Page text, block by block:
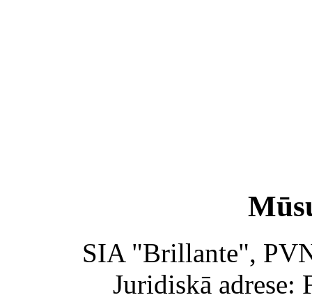
SIA "Brillante",
Juridiskā adrese: